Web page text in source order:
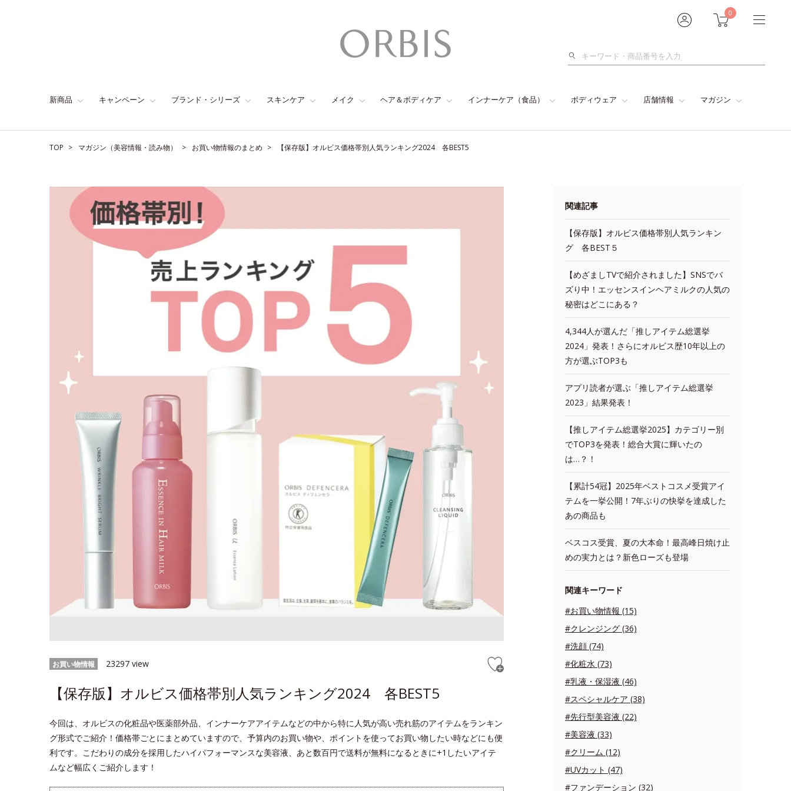
0
検
新商品 キャンペーン ブランド・シリーズ スキンケア メイク ヘア＆ボディケア インナーケア（食品） ボディウェア 店舗情報 マガジン
TOP マガジン（美容情報・読み物） お買い物情報のまとめ 【保存版】オルビス価格帯別人気ランキング2024 各BEST5
お買い物情報 23297 view
【保存版】オルビス価格帯別人気ランキング2024 各BEST5
今回は、オルビスの化粧品や医薬部外品、インナーケアアイテムなどの中から特に人気が高い売れ筋のアイテムをランキン
グ形式でご紹介！価格帯ごとにまとめていますので、予算内のお買い物や、ポイントを使ってお買い物したい時などにも便
利です。こだわりの成分を採用したハイパフォーマンスな美容液、あと数百円で送料が無料になるときに+1したいアイテ
ムなど幅広くご紹介します！
関連記事
【保存版】オルビス価格帯別人気ランキン
グ 各BEST５
【めざましTVで紹介されました】SNSでバ
ズり中！エッセンスインヘアミルクの人気の
秘密はどこにある？
4,344人が選んだ「推しアイテム総選挙
2024」発表！さらにオルビス歴10年以上の
方が選ぶTOP3も
アプリ読者が選ぶ「推しアイテム総選挙
2023」結果発表！
【推しアイテム総選挙2025】カテゴリー別
でTOP3を発表！総合大賞に輝いたの
は…？！
【累計54冠】2025年ベストコスメ受賞アイ
テムを一挙公開！7年ぶりの快挙を達成した
あの商品も
ベスコス受賞、夏の大本命！最高峰日焼け止
めの実力とは？新色ローズも登場
関連キーワード
#お買い物情報 (15)
#クレンジング (36)
#洗顔 (74)
#化粧水 (73)
#乳液・保湿液 (46)
#スペシャルケア (38)
#先行型美容液 (22)
#美容液 (33)
#クリーム (12)
#UVカット (47)
#ファンデーション (32)